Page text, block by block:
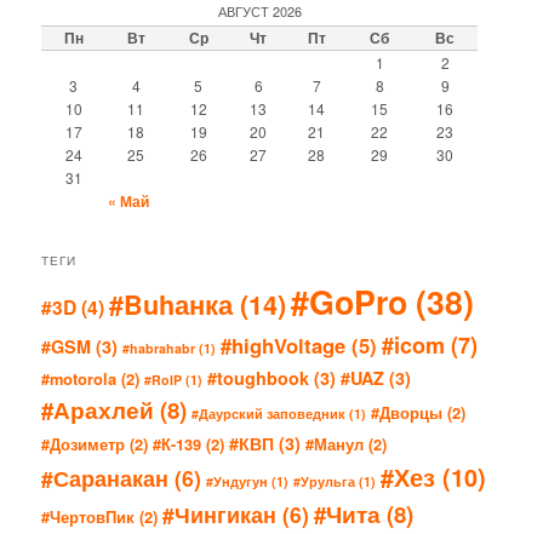
АВГУСТ 2026
Пн Вт Ср Чт Пт Сб Вс
1
2
3
4 5 6 7 8
9
10
11 12 13 14 15
16
17
18 19 20 21 22
23
24
25 26 27 28 29
30
31
« Май
ТЕГИ
#3D(4)#Buhанка(14)#GoPro (38)
#GSM (3) #habrahabr (1) #highVoltage (5) #icom (7)
#motorola (2) #RoIP (1) #toughbook (3) #UAZ (3)
#Арахлей (8) #Даурский заповедник (1) #Дворцы (2)
#Дозиметр (2) #К-139 (2) #КВП (3) #Манул (2)
#Саранакан (6) #Ундугун (1) #Урульга(1) #Хез (10)
#ЧертовПик (2) #Чингикан (6) #Чита(8)